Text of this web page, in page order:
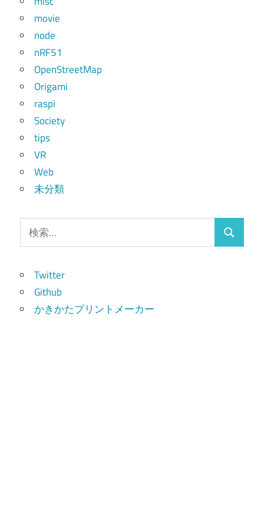
movie
node
nRF51
OpenStreetMap
Origami
raspi
Society
tips
VR
Web
未分類
索:
検
Twitter
Github
かきかたプリントメーカー